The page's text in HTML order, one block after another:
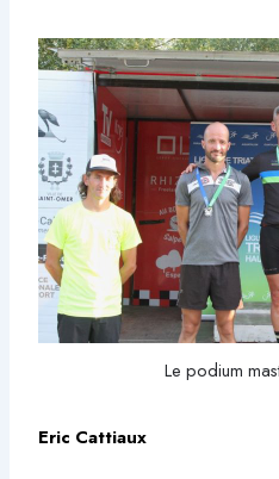
Le podium
Eric Cattiaux